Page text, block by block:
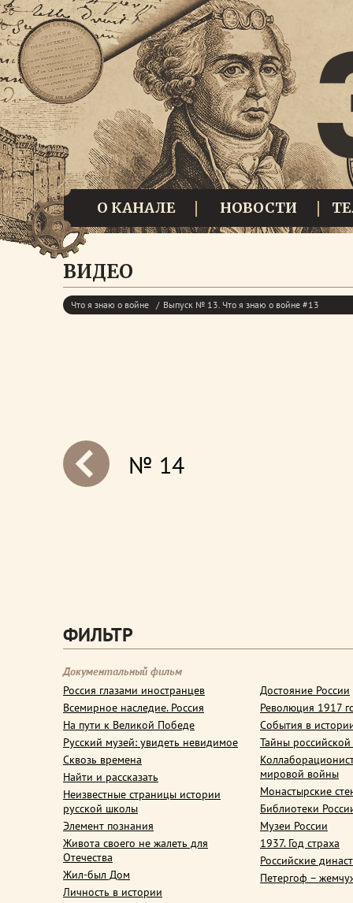
О КАНАЛЕ НОВОСТИ
ВИДЕО
Что я знаю о войне Выпуск № 13. Что я знаю о войне #13
№ 14
ФИЛЬТР
Документальный фильм
Россия глазами иностранцев
Всемирное наследие. Россия
На пути к Великой Победе
Русский музей: увидеть невидимое
Сквозь времена
Найти и рассказать
Неизвестные страницы истории
русской школы
Элемент познания
Живота своего не жалеть для
Отечества
Жил-был Дом
Личность в истории
Достояние России
Революция 1917
События в
Тайны
мировой войны
Монастырские
Библиотеки
Музеи России
1937. Год страха
Российские
Петергоф –